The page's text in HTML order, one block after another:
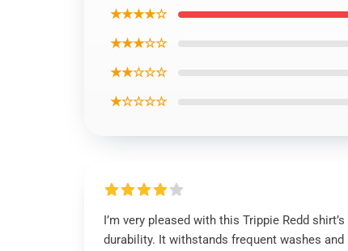
★★★★☆
★★★☆☆
★★☆☆☆
★☆☆☆☆
I’m very pleased with this Trippie Redd shirt’s
durability. It withstands frequent washes and